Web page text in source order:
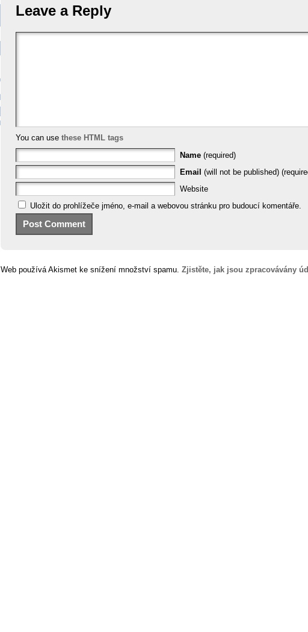
Leave a Reply
You can use these HTML tags
Name (required)
Email (will not be published)
Website
Uložit do prohlížeče jméno, e-mail a webovou stránku pro budoucí komentáře.
Web používá Akismet ke snížení množství spamu. Zjistěte, jak jsou zpracovávány